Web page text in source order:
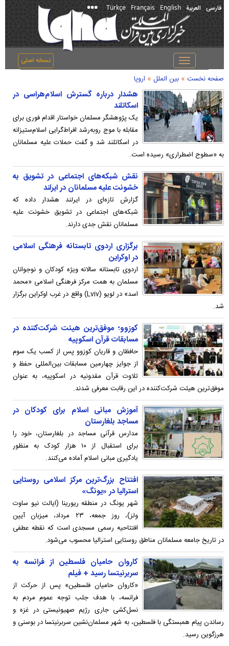
فارسی العربیة English
Français
Türkçe
نسخه اصلی
Toggle
navigation
صفحه نخست » بین الملل » اروپا
هشدار درباره گسترش اسلام‌هراسی در
اسکاتلند
یک پژوهشگر مسلمان خواستار اقدام فوری برای
مقابله با موج رو‌به‌رشد افراط‌گرایی اسلام‌ستیزانه
در اسکاتلند شد‌ و گفت حملات علیه مسلمانان
به «سطوح اضطراری» رسیده است.
نقش شبکه‌های اجتماعی در تشویق به
خشونت علیه مسلمانان در ایرلند
گزارش تازه‌ای در ایرلند هشدار داده که
شبکه‌های اجتماعی در تشویق خشونت علیه
مسلمانان نقش جدی دارند.
برگزاری اردوی تابستانه فرهنگی اسلامی
در اوکراین
اردوی تابستانه سالانه ویژه کودکان و نوجوانان
مسلمان به همت مرکز فرهنگی اسلامی «محمد
اسد» در لویو (Lviv) واقع در غرب اوکراین برگزار
شد.
کوزوو؛ موفق‌ترین هیئت شرکت‌کننده در
مسابقات قرآن اسکوپیه
حافظان و قاریان کوزوو پس از کسب یک سوم
از جوایز چهارمین مسابقات بین‌المللی حفظ و
تلاوت قرآن مقدونیه در اسکوپیه، به عنوان
موفق‌ترین هیئت شرکت‌کننده در این رقابت معرفی شدند.
آموزش مبانی اسلام برای کودکان در
مساجد بلغارستان
مدارس قرآنی مساجد در بلغارستان، خود را
برای استقبال از ۱۰ هزار کودک به منظور
یادگیری مبانی اسلام آماده می‌کنند.
افتتاح بزرگ‌ترین مرکز اسلامی روستایی
استرالیا در «یونگ»
شهر یونگ در منطقه ریورینا (ایالت نیو ساوت
ولز)، روز جمعه، ۲۳ مرداد، میزبان آیین
افتتاحیه رسمی مسجدی است که نقطه عطفی
در تاریخ جامعه مسلمانان مناطق روستایی استرالیا محسوب می‌شود.
کاروان حامیان فلسطین از فرانسه به
سربرنیتسا رسید + فیلم
«کاروان حامیان فلسطین» پس از حرکت از
فرانسه، با هدف جلب توجه عموم مردم به
نسل‌کشی جاری رژیم صهیونیستی در غزه و
رساندن پیام همبستگی با فلسطین، به شهر مسلمان‌نشین سربرنیتسا در بوسنی و
هرزگوین رسید.